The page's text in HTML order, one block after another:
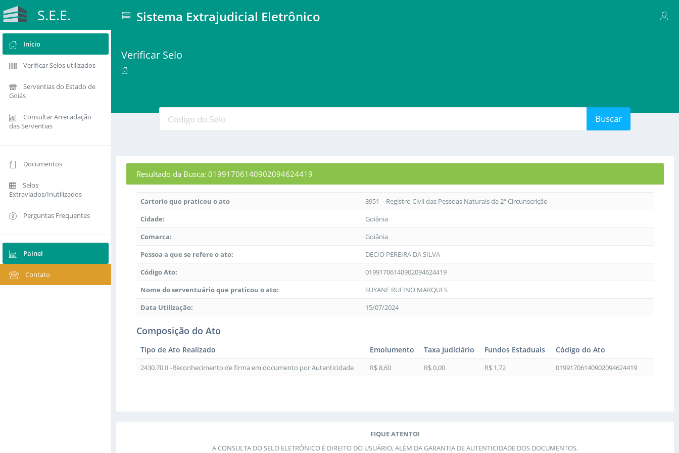
S.E.E. Sistema Extrajudicial Eletrônico
Verificar Selo
Buscar
Resultado da Busca: 01991706140902094624419
Cartorio que praticou o ato
3951 – Registro Civil das Pessoas Naturais da 2ª Circunscrição
Cidade:
Goiânia
Comarca:
Goiânia
Pessoa a que se refere o ato:
DECIO PEREIRA DA SILVA
Código Ato:
01991706140902094624419
Nome do serventuário que praticou o ato:
SUYANE RUFINO MARQUES
Data Utilização:
15/07/2024
Composição do Ato
Tipo de Ato Realizado Emolumento Taxa Judiciário Fundos Estaduais Código do Ato
2430.70 II -Reconhecimento de firma em documento por Autenticidade R$ 8,60 R$ 0,00 R$ 1,72 01991706140902094624419
FIQUE ATENTO!
A CONSULTA DO SELO ELETRÔNICO É DIREITO DO USUÁRIO, ALÉM DA GARANTIA DE AUTENTICIDADE DOS DOCUMENTOS.
Início
Verificar Selos utilizados
Serventias do Estado de
Goiás
Consultar Arrecadação
das Serventias
Documentos
Selos
Extraviados/Inutilizados
Perguntas Frequentes
Painel
Contato